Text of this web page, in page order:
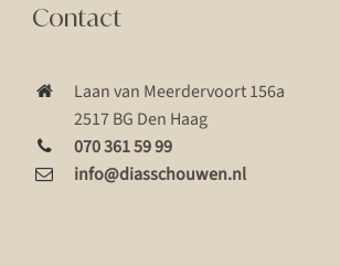
Contact
Laan van Meerdervoort 156a
2517 BG Den Haag
070 361 59 99
info@diasschouwen.nl